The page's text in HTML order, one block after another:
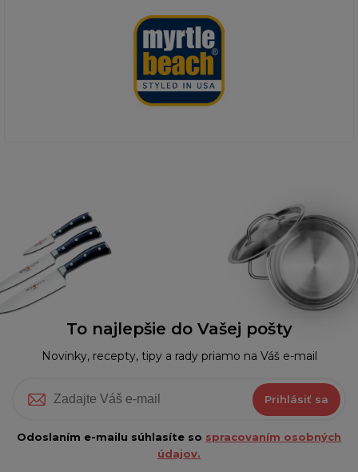
To najlepšie do Vašej pošty
Novinky, recepty, tipy a rady priamo na Váš e-mail
Prihlásiť sa
Odoslaním e-mailu súhlasíte so spracovaním osobných
údajov.